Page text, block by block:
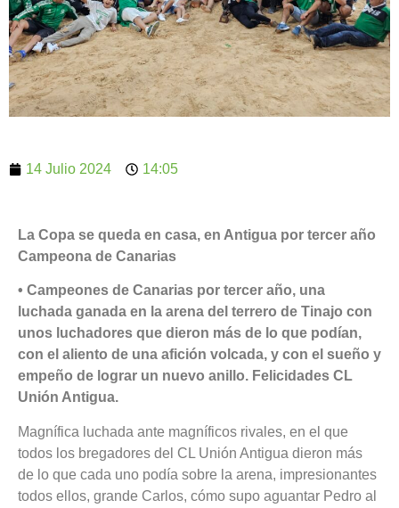
14 Julio 2024 14:05
La Copa se queda en casa, en Antigua por tercer año
Campeona de Canarias
• Campeones de Canarias por tercer año, una
luchada ganada en la arena del terrero de Tinajo con
unos luchadores que dieron más de lo que podían,
con el aliento de una afición volcada, y con el sueño y
empeño de lograr un nuevo anillo. Felicidades CL
Unión Antigua.
Magnífica luchada ante magníficos rivales, en el que
todos los bregadores del CL Unión Antigua dieron más
de lo que cada uno podía sobre la arena, impresionantes
todos ellos, grande Carlos, cómo supo aguantar Pedro al